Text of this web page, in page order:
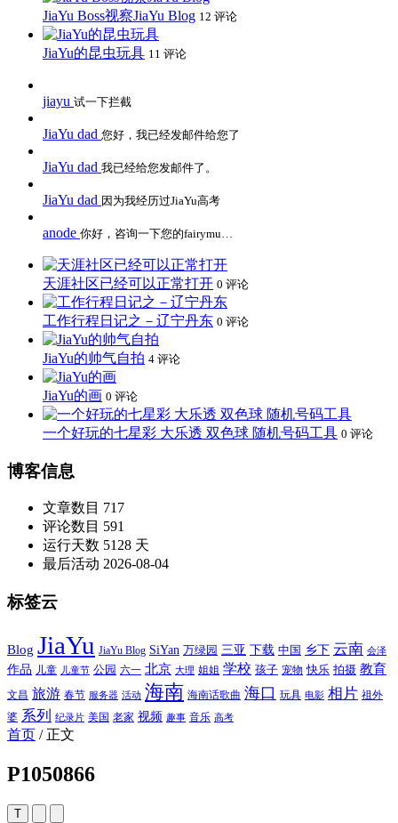
JiaYu Boss视察JiaYu Blog 12 评论
JiaYu的昆虫玩具 11 评论
jiayu 试一下拦截
JiaYu dad 您好，我已经发邮件给您了
JiaYu dad 我已经给您发邮件了。
JiaYu dad 因为我经历过JiaYu高考
anode 你好，咨询一下您的fairymu…
天涯社区已经可以正常打开 0 评论
工作行程日记之－辽宁丹东 0 评论
JiaYu的帅气自拍 4 评论
JiaYu的画 0 评论
一个好玩的七星彩 大乐透 双色球 随机号码工具 0 评论
博客信息
文章数目 717
评论数目 591
运行天数 5128 天
最后活动 2026-08-04
标签云
Blog JiaYu JiaYu Blog SiYan 万绿园 三亚 下载 中国 乡下 云南 会泽
作品 儿童 儿童节 公园 六一 北京 大理 姐姐 学校 孩子 宠物 快乐 拍摄 教育
文昌 旅游 春节 服务器 活动 海南 海南话歌曲 海口 玩具 电影 相片 祖外
婆 系列 纪录片 美国 老家 视频 趣事 音乐 高考
首页 / 正文
P1050866
T